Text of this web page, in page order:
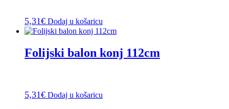
5,31€ Dodaj u košaricu
Folijski balon konj 112cm
5,31€ Dodaj u košaricu